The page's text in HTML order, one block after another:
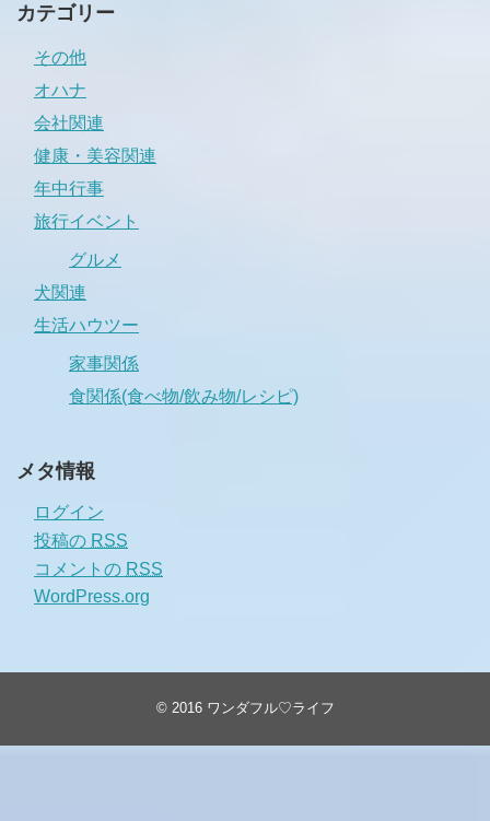
カテゴリー
その他
オハナ
会社関連
健康・美容関連
年中行事
旅行イベント
グルメ
犬関連
生活ハウツー
家事関係
食関係(食べ物/飲み物/レシピ)
メタ情報
ログイン
投稿の RSS
コメントの RSS
WordPress.org
© 2016 ワンダフル♡ライフ